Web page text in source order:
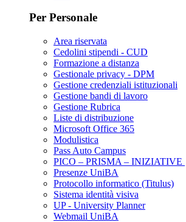
Per Personale
Area riservata
Cedolini stipendi - CUD
Formazione a distanza
Gestionale privacy - DPM
Gestione credenziali istituzionali
Gestione bandi di lavoro
Gestione Rubrica
Liste di distribuzione
Microsoft Office 365
Modulistica
Pass Auto Campus
PICO – PRISMA – INIZIATIVE
Presenze UniBA
Protocollo informatico (Titulus)
Sistema identità visiva
UP - University Planner
Webmail UniBA